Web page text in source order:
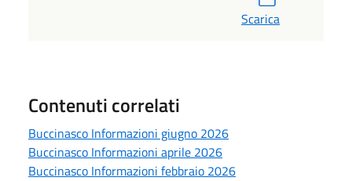
Scarica
Contenuti correlati
Buccinasco Informazioni giugno 2026
Buccinasco Informazioni aprile 2026
Buccinasco Informazioni febbraio 2026